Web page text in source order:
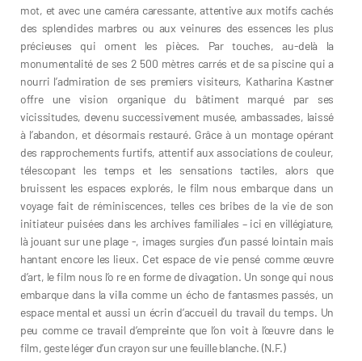
mot, et avec une caméra caressante, attentive aux motifs cachés
des splendides marbres ou aux veinures des essences les plus
précieuses qui ornent les pièces. Par touches, au-delà la
monumentalité de ses 2 500 mètres carrés et de sa piscine qui a
nourri l’admiration de ses premiers visiteurs, Katharina Kastner
offre une vision organique du bâtiment marqué par ses
vicissitudes, devenu successivement musée, ambassades, laissé
à l’abandon, et désormais restauré. Grâce à un montage opérant
des rapprochements furtifs, attentif aux associations de couleur,
télescopant les temps et les sensations tactiles, alors que
bruissent les espaces explorés, le film nous embarque dans un
voyage fait de réminiscences, telles ces bribes de la vie de son
initiateur puisées dans les archives familiales – ici en villégiature,
là jouant sur une plage -, images surgies d’un passé lointain mais
hantant encore les lieux. Cet espace de vie pensé comme œuvre
d’art, le film nous l’o re en forme de divagation. Un songe qui nous
embarque dans la villa comme un écho de fantasmes passés, un
espace mental et aussi un écrin d’accueil du travail du temps. Un
peu comme ce travail d’empreinte que l’on voit à l’œuvre dans le
film, geste léger d’un crayon sur une feuille blanche. (N.F.)